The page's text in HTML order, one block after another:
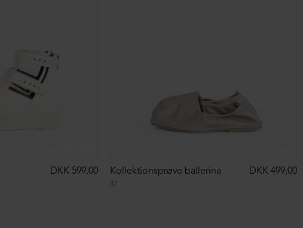
DKK 599,00
37
Kollektionsprøve ballerina DKK 499,00